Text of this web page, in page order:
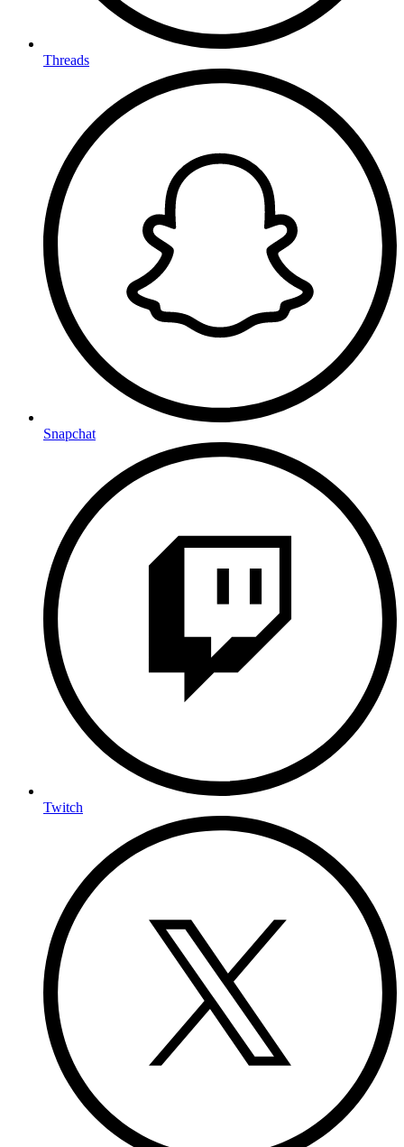
Threads
Snapchat
Twitch